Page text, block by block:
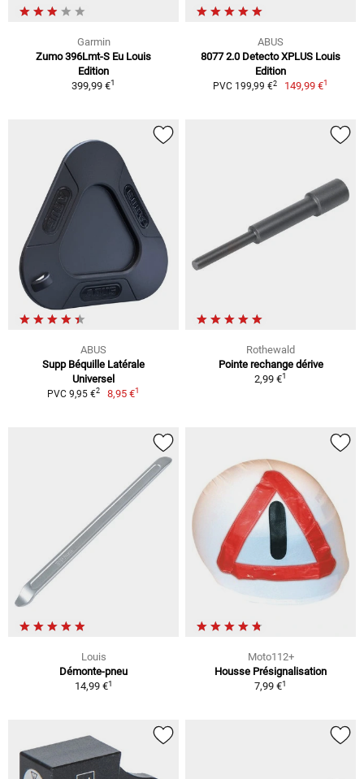
Garmin
Zumo 396Lmt-S Eu Louis
Edition
399,99 €1
ABUS
8077 2.0 Detecto XPLUS Louis
Edition
PVC 199,99 €2 149,99 €1
ABUS
Supp Béquille Latérale
Universel
PVC 9,95 €2 8,95 €1
Rothewald
Pointe rechange dérive
2,99 €1
Louis
Démonte-pneu
14,99 €1
Moto112+
Housse Présignalisation
7,99 €1